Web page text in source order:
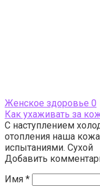
Женское здоровье 0
Как ухаживать за
С наступлением
отопления наша
испытаниями. Сухой
Добавить
Имя *